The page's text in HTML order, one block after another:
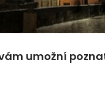
umožní